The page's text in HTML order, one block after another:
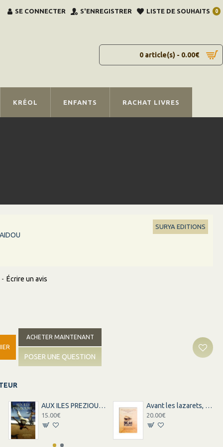
SE CONNECTER S'ENREGISTRER LISTE DE SOUHAITS 0
0 article(s) - 0.00€
KRÉOL ENFANTS RACHAT LIVRES
SURYA EDITIONS
- Écrire un avis
ACHETER MAINTENANT
POSER UNE QUESTION
AUX ILES PREZIOUME
15.00€
Avant les lazarets, le voyage
20.00€